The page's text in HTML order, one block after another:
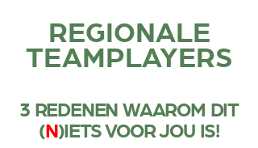
REGIONALE
TEAMPLAYERS
3 REDENEN WAAROM DIT
(N )IETS VOOR JOU IS!